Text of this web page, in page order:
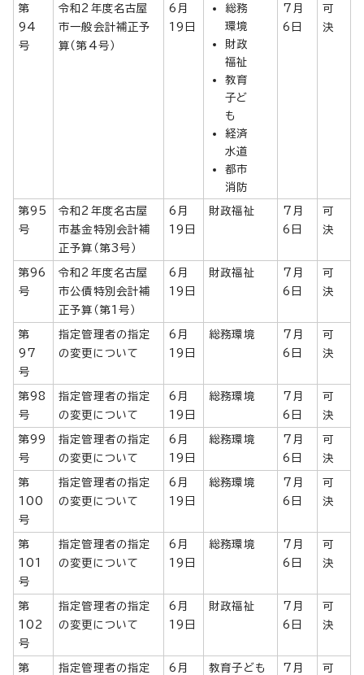
第
94
号
令和2年度名古屋
市一般会計補正予
算（第4号）
6月
19日
総務
環境
財政
福祉
教育
子ど
も
経済
水道
都市
消防
7月
6日
可
決
第95
号
令和2年度名古屋
市基金特別会計補
正予算（第3号）
6月
19日
財政福祉
7月
6日
可
決
第96
号
令和2年度名古屋
市公債特別会計補
正予算（第1号）
6月
19日
財政福祉
7月
6日
可
決
第
97
号
指定管理者の指定
の変更について
6月
19日
総務環境
7月
6日
可
決
第98
号
指定管理者の指定
の変更について
6月
19日
総務環境
7月
6日
可
決
第99
号
指定管理者の指定
の変更について
6月
19日
総務環境
7月
6日
可
決
第
100
号
指定管理者の指定
の変更について
6月
19日
総務環境
7月
6日
可
決
第
101
号
指定管理者の指定
の変更について
6月
19日
総務環境
7月
6日
可
決
第
102
号
指定管理者の指定
の変更について
6月
19日
財政福祉
7月
6日
可
決
第
指定管理者の指定
6月
教育子ども
7月
可